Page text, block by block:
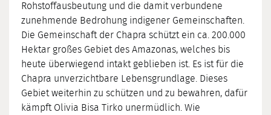
Rohstoffausbeutung und die damit verbundene
zunehmende Bedrohung indigener Gemeinschaften.
Die Gemeinschaft der Chapra schützt ein ca. 200.000
Hektar großes Gebiet des Amazonas, welches bis
heute überwiegend intakt geblieben ist. Es ist für die
Chapra unverzichtbare Lebensgrundlage. Dieses
Gebiet weiterhin zu schützen und zu bewahren, dafür
kämpft Olivia Bisa Tirko unermüdlich. Wie